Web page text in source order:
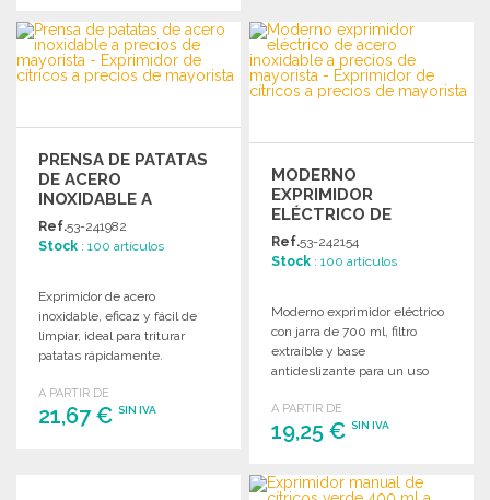
PEDIR
Solicitar un presupuesto
PRENSA DE PATATAS
DE ACERO
INOXIDABLE A
PRECIOS DE
MAYORISTA
Ref.53-241982
Stock : 100 artículos
Exprimidor de acero
inoxidable, eficaz y fácil de
limpiar, ideal para triturar
patatas rápidamente.
A PARTIR DE
21,67 € SIN IVA
MODERNO
EXPRIMIDOR
ELÉCTRICO DE
ACERO INOXIDABLE
Ref.53-242154
Stock : 100 artículos
Moderno exprimidor eléctrico
con jarra de 700 ml, filtro
extraíble y base
antideslizante para un uso
A PARTIR DE
19,25 €SIN IVA
PEDIR